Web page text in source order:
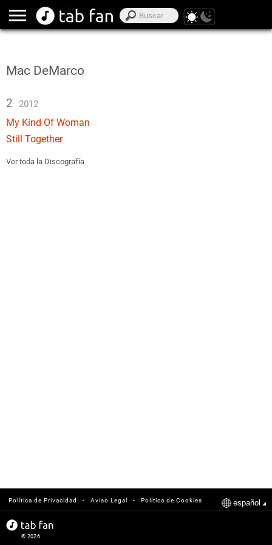
Mac DeMarco
2 2012
My Kind Of Woman
Still Together
Ver toda la Discografía
Política de Cookies
-
Aviso Legal
-
Política de Privacidad español
© 2026